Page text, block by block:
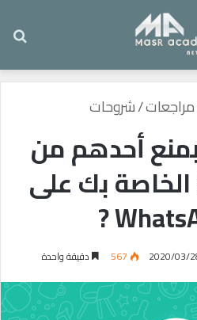
مراجعات/شروحات
أحدهم من
الخاصة بك على
2020/03/
567 دقيقة واحدة